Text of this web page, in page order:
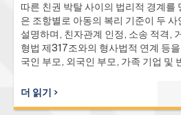
따른 친권 박탈 사이의 법리적 경계를
은 조항별로 아동의 복리 기준이 두
설명하며, 친자관계 인정, 소송 적격,
형법 제317조와의 형사법적 연계 등
국인 부모, 외국인 부모, 가족 기업 및
더 읽기 ›